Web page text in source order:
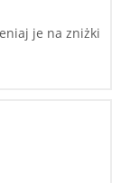
je na zniżki